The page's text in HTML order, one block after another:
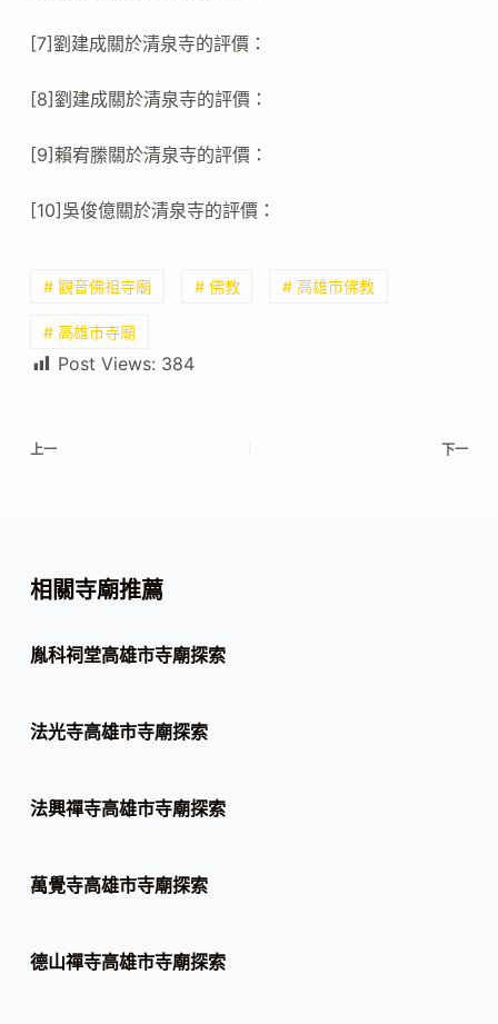
[7]劉建成關於清泉寺的評價：
[8]劉建成關於清泉寺的評價：
[9]賴宥縢關於清泉寺的評價：
[10]吳俊億關於清泉寺的評價：
# 觀音佛祖寺廟 # 佛教 # 高雄市佛教
# 高雄市寺廟
Post Views: 384
上一 下一
相關寺廟推薦
胤科祠堂高雄市寺廟探索
法光寺高雄市寺廟探索
法興禪寺高雄市寺廟探索
萬覺寺高雄市寺廟探索
德山禪寺高雄市寺廟探索